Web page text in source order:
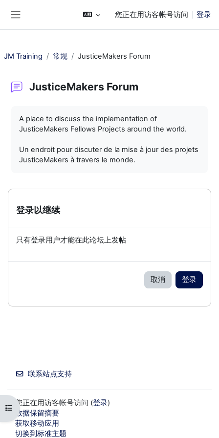
您正在用访客帐号访问 登录
打开课程索引
JM Training 常规 JusticeMakers Forum
JusticeMakers Forum
A place to discuss the implementation of
JusticeMakers Fellows Projects around the world.
Un endroit pour discuter de la mise à jour des projets
JusticeMakers à travers le monde.
登录以继续
只有登录用户才能在此论坛上发帖
取消 登录
联系站点支持
您正在用访客帐号访问 (登录)
‎数据保留摘要‎
获取移动应用
切换到标准主题